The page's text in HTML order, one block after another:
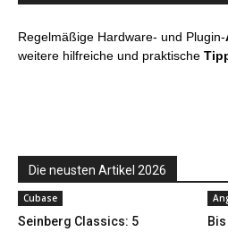
Regelmäßige Hardware- und Plugin-
weitere hilfreiche und praktische
Die neusten Artikel 2026
Cubase
Seinberg Classics: 5